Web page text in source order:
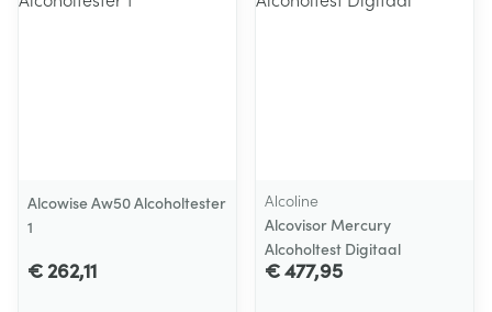
Alcowise Aw50 Alcoholtester
1
€ 262,11
Alcoline
Alcovisor Mercury
Alcoholtest Digitaal
€ 477,95